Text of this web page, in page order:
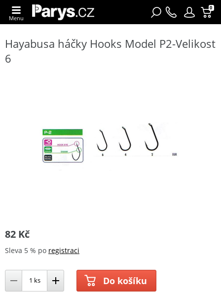
0
Menu
Hayabusa háčky Hooks Model P2-Velikost
6
82 Kč
Sleva 5 % po registraci
Do košíku